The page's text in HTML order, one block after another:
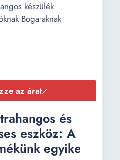
készülék
Bogaraknak
az árat
és
eszköz: A
egyike